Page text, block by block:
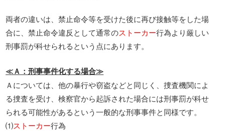
両者の違いは、禁止命令等を受けた後に再び接触等をした場
合に、禁止命令違反として通常のストーカー行為より厳しい
刑事罰が科せられるという点にあります。
≪Ａ：刑事事件化する場合≫
Ａについては、他の暴行や窃盗などと同じく、捜査機関によ
る捜査を受け、検察官から起訴された場合には刑事罰が科せ
られる可能性があるという一般的な刑事事件と同様です。
⑴ストーカー行為